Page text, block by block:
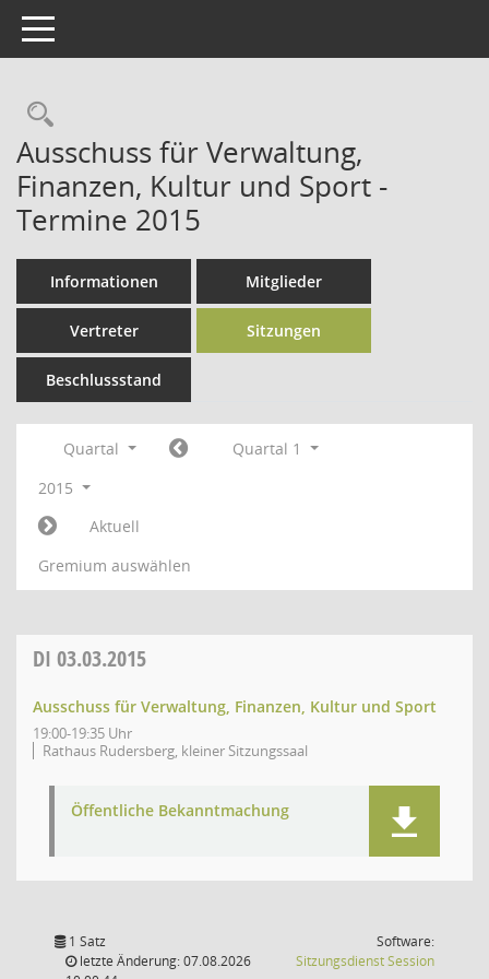
Toggle navigation
Rechercheauswahl
Ausschuss für Verwaltung,
Finanzen, Kultur und Sport -
Termine 2015
Informationen Mitglieder
Vertreter Sitzungen
Beschlussstand
Quartal
Quartal 1
2015
Aktuell
Gremium auswählen
DI 03.03.2015
Ausschuss für Verwaltung, Finanzen, Kultur und Sport
19:00-19:35 Uhr
Rathaus Rudersberg, kleiner Sitzungssaal
Öffentliche Bekanntmachung
1 Satz
letzte Änderung: 07.08.2026
Software:
SitzungsdienstSession(Wird in